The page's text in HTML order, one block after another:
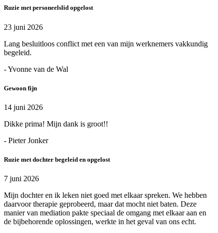
Ruzie met personeelslid opgelost
23 juni 2026
Lang besluitloos conflict met een van mijn werknemers vakkundig
begeleid.
- Yvonne van de Wal
Gewoon fijn
14 juni 2026
Dikke prima! Mijn dank is groot!!
- Pieter Jonker
Ruzie met dochter begeleid en opgelost
7 juni 2026
Mijn dochter en ik leken niet goed met elkaar spreken. We hebben
daarvoor therapie geprobeerd, maar dat mocht niet baten. Deze
manier van mediation pakte speciaal de omgang met elkaar aan en
de bijbehorende oplossingen, werkte in het geval van ons echt.